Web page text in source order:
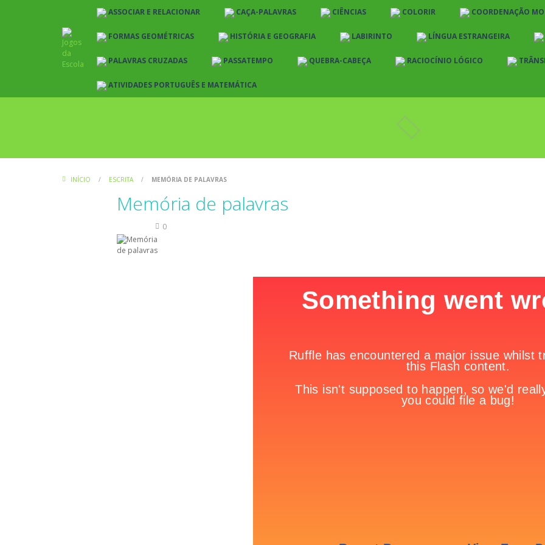
ASSOCIAR E RELACIONAR CAÇA-PALAVRAS CIÊNCIAS COLORIR COORDENAÇÃO
FORMAS GEOMÉTRICAS HISTÓRIA E GEOGRAFIA LABIRINTO LÍNGUA ESTRANGEIRA
PALAVRAS CRUZADAS PASSATEMPO QUEBRA-CABEÇA RACIOCÍNIO LÓGICO
ATIVIDADES PORTUGUÊS E MATEMÁTICA
INÍCIO / ESCRITA / MEMÓRIA DE PALAVRAS
Memória de palavras
0